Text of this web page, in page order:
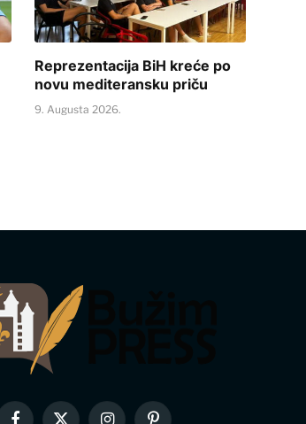
Reprezentacija BiH kreće po
novu mediteransku priču
9. Augusta 2026.